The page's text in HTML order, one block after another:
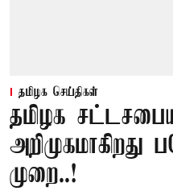
தமிழக செய்திகள்
தமிழக
அறிமுகமாகிறது
முறை..!